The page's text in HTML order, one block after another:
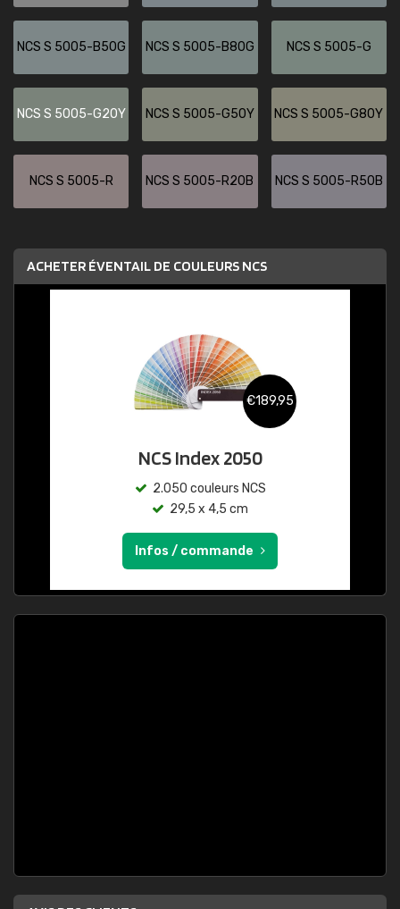
NCS S 5005-B50G NCS S 5005-B80G NCS S 5005-G
NCS S 5005-G20Y NCS S 5005-G50Y NCS S 5005-G80Y
NCS S 5005-R NCS S 5005-R20B NCS S 5005-R50B
ACHETER ÉVENTAIL DE COULEURS NCS
€189,95
NCS Index 2050
2.050 couleurs NCS
29,5 x 4,5 cm
Infos / commande